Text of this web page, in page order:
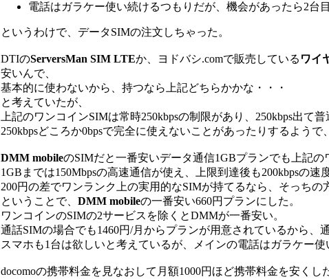
電話はガラケー使い続けるつもりだが、機会があったら2台
というわけで、データSIMの注文しちゃった。
DTIのServersMan SIM LTEか、ヨドバシ.comで販売している ワイ
安いんで、
基本的に使わないから、持つなら上記どちらかかな・・・
と考えていたが、
上記のワンコインSIMは常時250kbpsの制限があり、250kbps出て
250kbpsどころか0bpsで完全に使えないことがあったりするよう
DMM mobileのSIMだと一番安いデータ通信1GBプランでも上記の
1GBまでは150Mbpsの高速通信が使え、上限到達後も200kbpsの速
200円の差でワンランク上の実用的なSIMが持てるなら、そっちの
ということで、 DMM mobileの一番安い660円プランにした。
ワンコインのSIMの2サービスを除くとDMMが一番安い。
通話SIMの場合でも1460円/月からプランが用意されているから、
スマホも1台は欲しいと考えているが、メインの電話はガラケー
docomoの携帯料金を見なおして月額1000円ほど携帯料金を安くし